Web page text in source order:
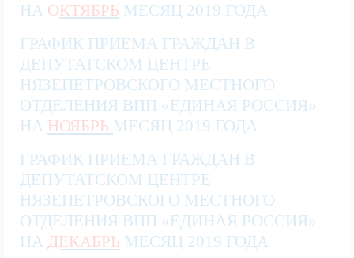
НА ОКТЯБРЬ МЕСЯЦ 2019 ГОДА
ГРАФИК ПРИЕМА ГРАЖДАН В
ДЕПУТАТСКОМ ЦЕНТРЕ
НЯЗЕПЕТРОВСКОГО МЕСТНОГО
ОТДЕЛЕНИЯ ВПП «ЕДИНАЯ РОССИЯ»
НА НОЯБРЬ МЕСЯЦ 2019 ГОДА
ГРАФИК ПРИЕМА ГРАЖДАН В
ДЕПУТАТСКОМ ЦЕНТРЕ
НЯЗЕПЕТРОВСКОГО МЕСТНОГО
ОТДЕЛЕНИЯ ВПП «ЕДИНАЯ РОССИЯ»
НА ДЕКАБРЬ МЕСЯЦ 2019 ГОДА